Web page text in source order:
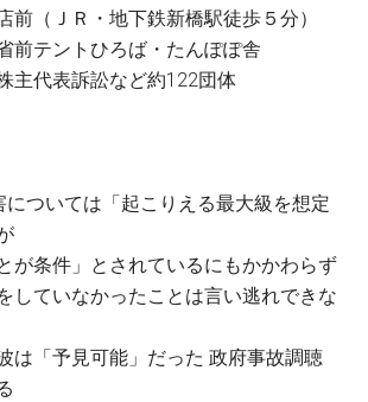
（ＪＲ・地下鉄新橋駅徒歩５分）
前テントひろば・たんぽぽ舎
主代表訴訟など約122団体
ついては「起こりえる最大級を想定
条件」とされているにもかかわらず
ていなかったことは言い逃れできな
「予見可能」だった 政府事故調聴